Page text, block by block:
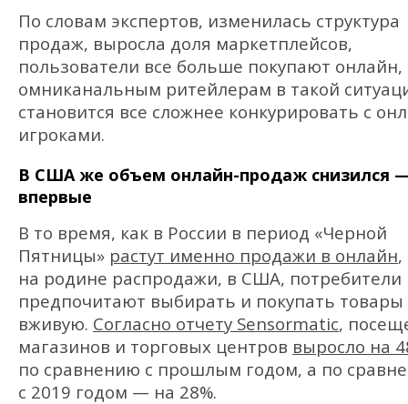
По словам экспертов, изменилась структура
продаж, выросла доля маркетплейсов,
пользователи все больше покупают онлайн,
омниканальным ритейлерам в такой
становится все сложнее конкурировать с
игроками.
В США же объем онлайн-продаж снизился
впервые
В то время, как в России в период «Черной
Пятницы» растут именно продажи в онлайн,
на родине распродажи, в США, потребители
предпочитают выбирать и покупать товары
вживую. Согласно отчету Sensormatic,
магазинов и торговых центров выросло на
по сравнению с прошлым годом, а по
с 2019 годом — на 28%.